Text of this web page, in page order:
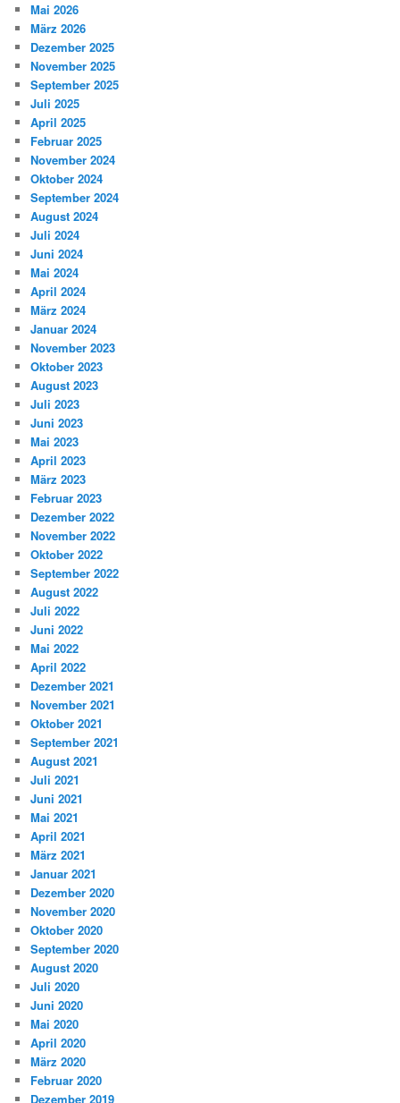
Mai 2026
März 2026
Dezember 2025
November 2025
September 2025
Juli 2025
April 2025
Februar 2025
November 2024
Oktober 2024
September 2024
August 2024
Juli 2024
Juni 2024
Mai 2024
April 2024
März 2024
Januar 2024
November 2023
Oktober 2023
August 2023
Juli 2023
Juni 2023
Mai 2023
April 2023
März 2023
Februar 2023
Dezember 2022
November 2022
Oktober 2022
September 2022
August 2022
Juli 2022
Juni 2022
Mai 2022
April 2022
Dezember 2021
November 2021
Oktober 2021
September 2021
August 2021
Juli 2021
Juni 2021
Mai 2021
April 2021
März 2021
Januar 2021
Dezember 2020
November 2020
Oktober 2020
September 2020
August 2020
Juli 2020
Juni 2020
Mai 2020
April 2020
März 2020
Februar 2020
Dezember 2019